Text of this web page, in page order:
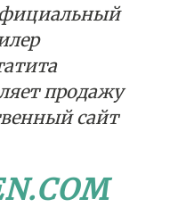
продажу
сайт